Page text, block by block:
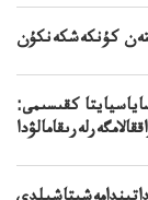
كۇنكەشكەنكۇن
كقىسىمى: